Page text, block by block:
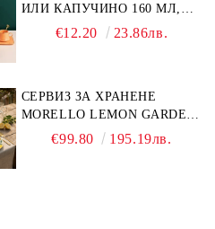
ИЛИ КАПУЧИНО 160 МЛ,
ЧИНИЙКА, ЛЪЖИЧКА
€12.20 23.86лв.
СЕРВИЗ ЗА ХРАНЕНЕ
MORELLO LEMON GARDEN
18 ЧАСТИ - ПОРЦЕЛАН
€99.80 195.19лв.